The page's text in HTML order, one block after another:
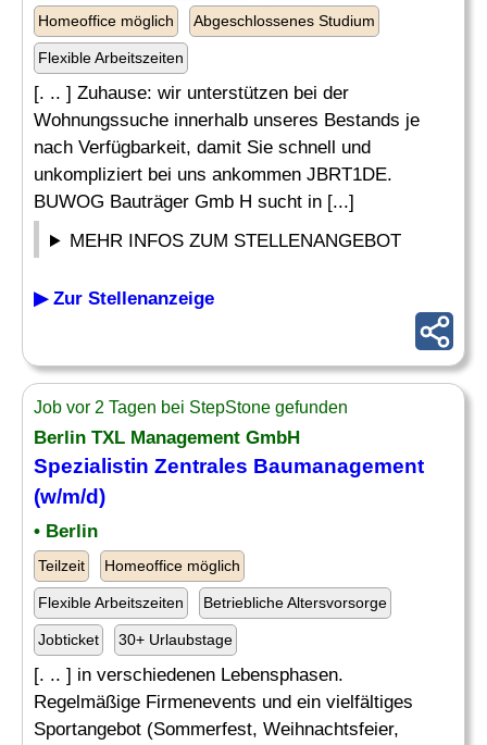
Homeoffice möglich Abgeschlossenes Studium
Flexible Arbeitszeiten
[. .. ] Zuhause: wir unterstützen bei der
Wohnungssuche innerhalb unseres Bestands je
nach Verfügbarkeit, damit Sie schnell und
unkompliziert bei uns ankommen JBRT1DE.
BUWOG Bauträger Gmb H sucht in [...]
MEHR INFOS ZUM STELLENANGEBOT
▶ Zur Stellenanzeige
Job vor 2 Tagen bei StepStone gefunden
Berlin TXL Management GmbH
Spezialistin Zentrales Baumanagement
(w/m/d)
• Berlin
Teilzeit Homeoffice möglich
Flexible Arbeitszeiten Betriebliche Altersvorsorge
Jobticket 30+ Urlaubstage
[. .. ] in verschiedenen Lebensphasen.
Regelmäßige Firmenevents und ein vielfältiges
Sportangebot (Sommerfest, Weihnachtsfeier,